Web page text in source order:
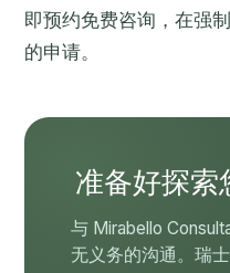
即预约免费咨询 ，在强
的申请。
准备好探索
与 Mirabello
无义务的沟通。瑞